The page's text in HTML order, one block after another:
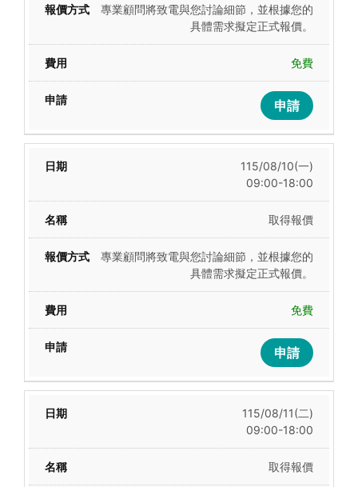
專業顧問將致電與您討論細節，並根據您的
具體需求擬定正式報價。
免費
申請
115/08/10(一)
09:00-18:00
取得報價
專業顧問將致電與您討論細節，並根據您的
具體需求擬定正式報價。
免費
申請
115/08/11(二)
09:00-18:00
取得報價